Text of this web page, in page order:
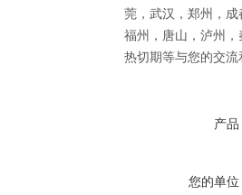
莞，武汉，郑州，
福州，唐山，泸州
热切期等与您的交流
产品
您的单位